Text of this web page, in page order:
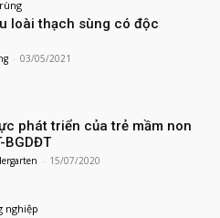
loài thạch sùng có độc
- 03/05/2021
phát triển của trẻ mầm non
BGDĐT
- 15/07/2020
nghiệp